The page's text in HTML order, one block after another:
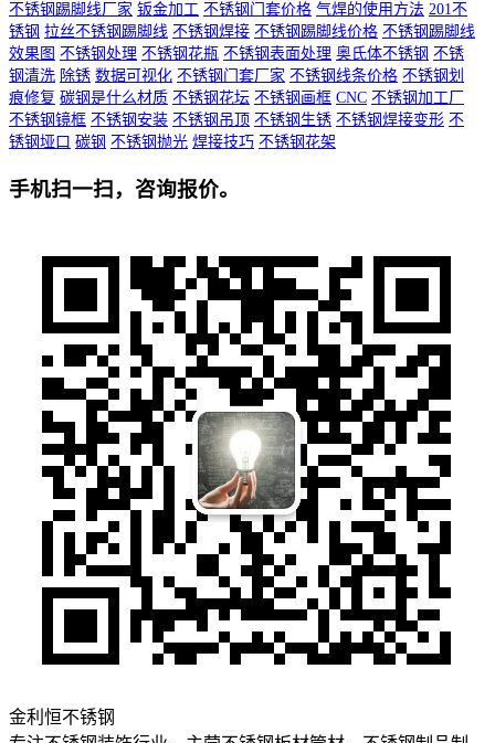
不锈钢踢脚线厂家 钣金加工 不锈钢门套价格 气焊的使用方法 201不
锈钢 拉丝不锈钢踢脚线 不锈钢焊接 不锈钢踢脚线价格 不锈钢踢脚线
效果图 不锈钢处理 不锈钢花瓶 不锈钢表面处理 奥氏体不锈钢 不锈
钢清洗 除锈 数据可视化 不锈钢门套厂家 不锈钢线条价格 不锈钢划
痕修复 碳钢是什么材质 不锈钢花坛 不锈钢画框 CNC 不锈钢加工厂
不锈钢镜框 不锈钢安装 不锈钢吊顶 不锈钢生锈 不锈钢焊接变形 不
锈钢垭口 碳钢 不锈钢抛光 焊接技巧 不锈钢花架
手机扫一扫，咨询报价。
金利恒不锈钢